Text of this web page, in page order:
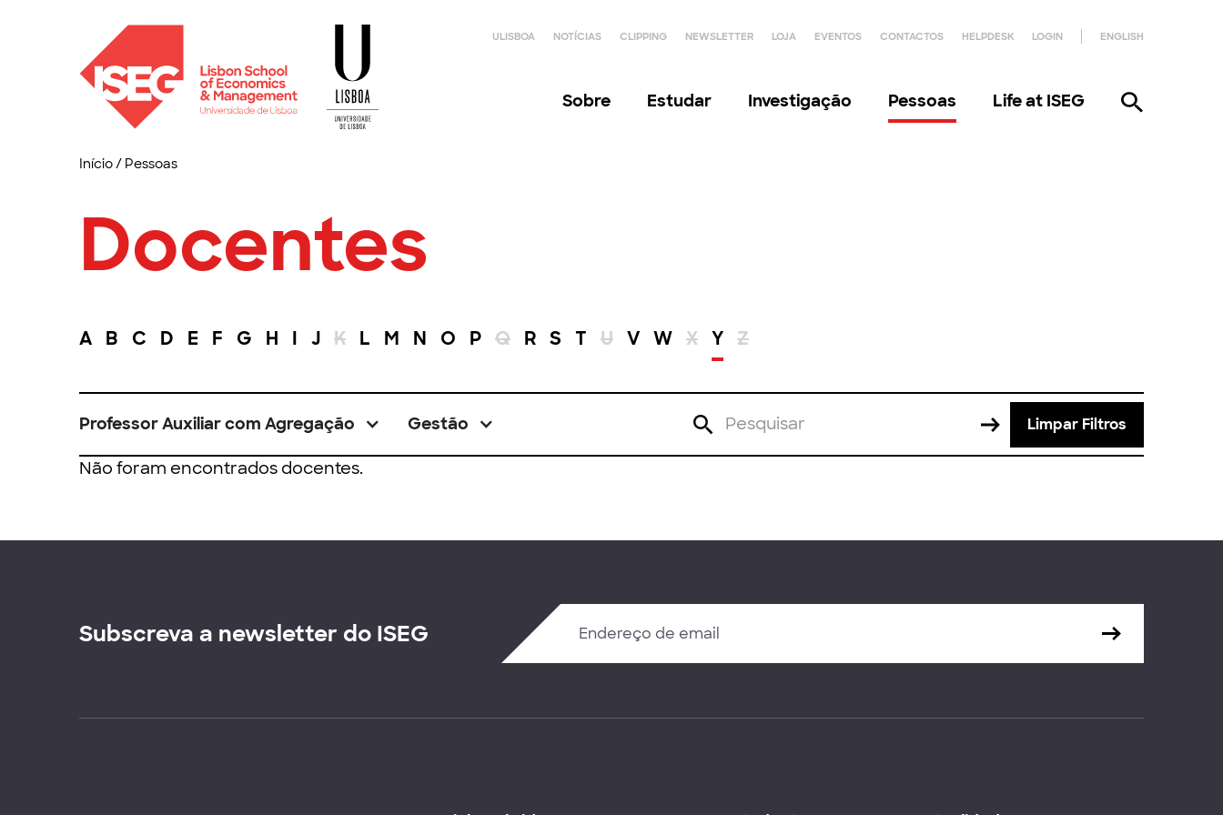
ULISBOA NOTÍCIAS CLIPPING NEWSLETTER LOJA EVENTOS CONTACTOS HELPDESK LOGIN ENGLISH
Sobre Estudar Investigação Pessoas Life at ISEG
Início/ Pessoas
Docentes
A B C D E F G H I J K L M N O P Q R S T U V W X Y Z
Professor Auxiliar com Agregação Gestão Limpar Filtros
Não foram encontrados docentes.
Subscreva a newsletter do ISEG